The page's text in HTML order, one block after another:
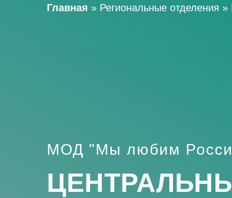
МОД "Мы любим
Главная » Региональные отделения »